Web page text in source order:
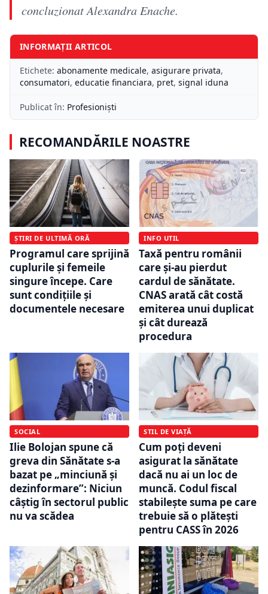
concluzionat Alexandra Enache.
INFORMAȚII ARTICOL
Etichete: abonamente medicale, asigurare privata,
consumatori, educatie financiara, pret, signal iduna
Publicat în: Profesioniști
RECOMANDĂRILE NOASTRE
ȘTIRI DE ULTIMĂ ORĂ
Programul care sprijină
cuplurile și femeile
singure începe. Care
sunt condițiile și
documentele necesare
INFO UTIL
Taxă pentru românii
care și-au pierdut
cardul de sănătate.
CNAS arată cât costă
emiterea unui duplicat
și cât durează
procedura
SOCIAL
Ilie Bolojan spune că
greva din Sănătate s-a
bazat pe „minciună și
dezinformare”: Niciun
câștig în sectorul public
nu va scădea
STIL DE VIAȚĂ
Cum poți deveni
asigurat la sănătate
dacă nu ai un loc de
muncă. Codul fiscal
stabilește suma pe care
trebuie să o plătești
pentru CASS în 2026